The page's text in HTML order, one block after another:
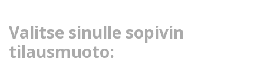
Valitse sinulle sopivin
tilausmuoto: